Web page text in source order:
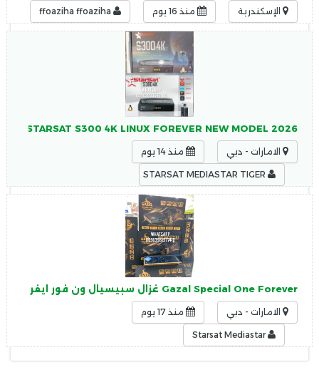
الإسكندرية منذ 16 يوم
STARSAT S300 4K LINUX FOREVER NEW MODEL 2026 ستارسات STARSAT S300 4K LINUX FOREVER NEW MODEL 2026
الامارات - دبي منذ 14 يوم
Gazal Special One Forever غزال سبيسيال ون فور ايفر New 2026 Android 14
الامارات - دبي منذ 17 يوم
Starsat Mediastar